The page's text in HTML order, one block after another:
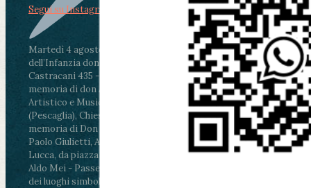
Martedì 4 agosto2026
ore 11:30 - Lucca, Scuola
dell’Infanzia don Aldo Mei - Viale Castruccio
Castracani 435 - Inaugurazione murales in
memoria di don Aldo Mei curato dal Liceo
Artistico e Musicale “Passaglia”
ore 18 - Fiano
(Pescaglia), Chiesa parrocchiale - Messa in
memoria di Don Aldo Mei celebrata da mons.
Paolo Giulietti, Arcivescovo di Lucca
ore 20.30 -
Lucca, da piazza San Michele al Cippo di don
Aldo Mei - Passeggiata della Memoria in alcuni
dei luoghi simbolo della città. Ritrovo alle ore
Segui su Instagram